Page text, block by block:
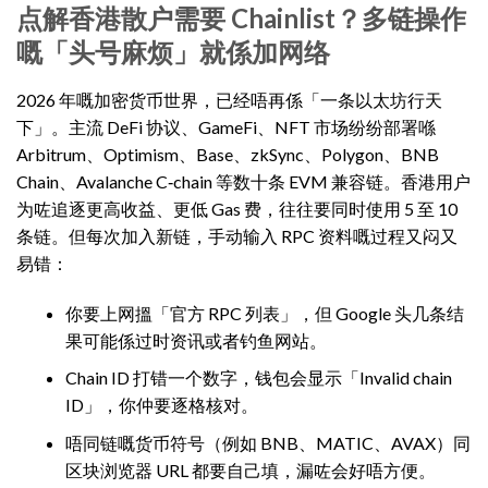
点解香港散户需要 Chainlist？多链操作
嘅「头号麻烦」就係加网络
2026 年嘅加密货币世界，已经唔再係「一条以太坊行天
下」。主流 DeFi 协议、GameFi、NFT 市场纷纷部署喺
Arbitrum、Optimism、Base、zkSync、Polygon、BNB
Chain、Avalanche C‑chain 等数十条 EVM 兼容链。香港用户
为咗追逐更高收益、更低 Gas 费，往往要同时使用 5 至 10
条链。但每次加入新链，手动输入 RPC 资料嘅过程又闷又
易错：
你要上网搵「官方 RPC 列表」，但 Google 头几条结
果可能係过时资讯或者钓鱼网站。
Chain ID 打错一个数字，钱包会显示「Invalid chain
ID」，你仲要逐格核对。
唔同链嘅货币符号（例如 BNB、MATIC、AVAX）同
区块浏览器 URL 都要自己填，漏咗会好唔方便。